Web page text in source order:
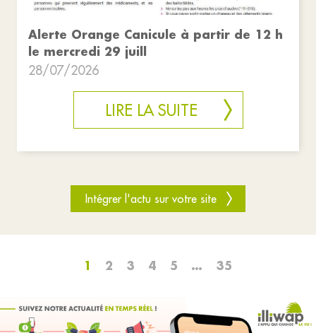
Alerte Orange Canicule à partir de 12 h
le mercredi 29 juill
28/07/2026
LIRE LA SUITE
Intégrer l'actu sur votre site
1 2 3 4 5 … 35